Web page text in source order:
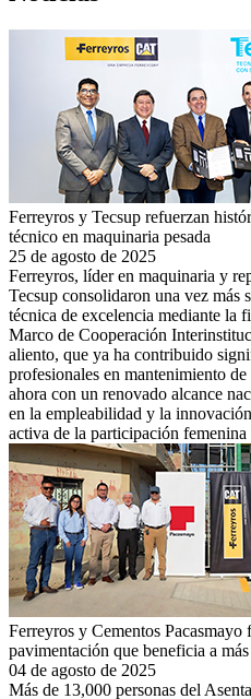
Ferreyros y Tecsup refuerzan
técnico en maquinaria pesada
25 de agosto de 2025
Ferreyros, líder en maquinaria y
Tecsup consolidaron una vez más
técnica de excelencia mediante la
Marco de Cooperación
aliento, que ya ha contribuido
profesionales en mantenimiento
ahora con un renovado alcance
en la empleabilidad y la
activa de la participación femenina
Ferreyros y Cementos
pavimentación que beneficia a
04 de agosto de 2025
Más de 13,000 personas del